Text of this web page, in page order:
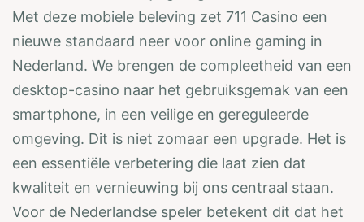
Met deze mobiele beleving zet 711 Casino een
nieuwe standaard neer voor online gaming in
Nederland. We brengen de compleetheid van een
desktop-casino naar het gebruiksgemak van een
smartphone, in een veilige en gereguleerde
omgeving. Dit is niet zomaar een upgrade. Het is
een essentiële verbetering die laat zien dat
kwaliteit en vernieuwing bij ons centraal staan.
Voor de Nederlandse speler betekent dit dat het